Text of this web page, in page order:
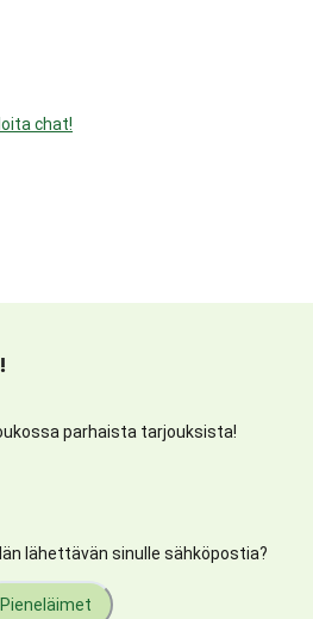
chat!
parhaista tarjouksista!
lähettävän sinulle sähköpostia?
Pieneläimet